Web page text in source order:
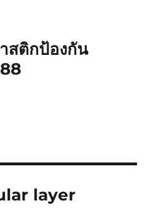
สติกป้องกัน
layer